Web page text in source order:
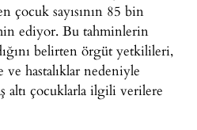
çocuk sayısının 85 bin
ediyor. Bu tahminlerin
belirten örgüt yetkilileri,
ve hastalıklar nedeniyle
altı çocuklarla ilgili verilere